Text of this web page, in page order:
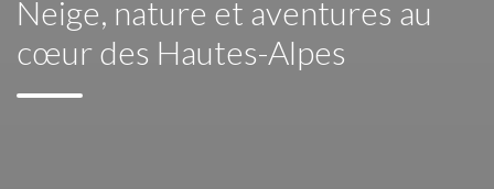
Neige, nature et aventures au
cœur des Hautes-Alpes